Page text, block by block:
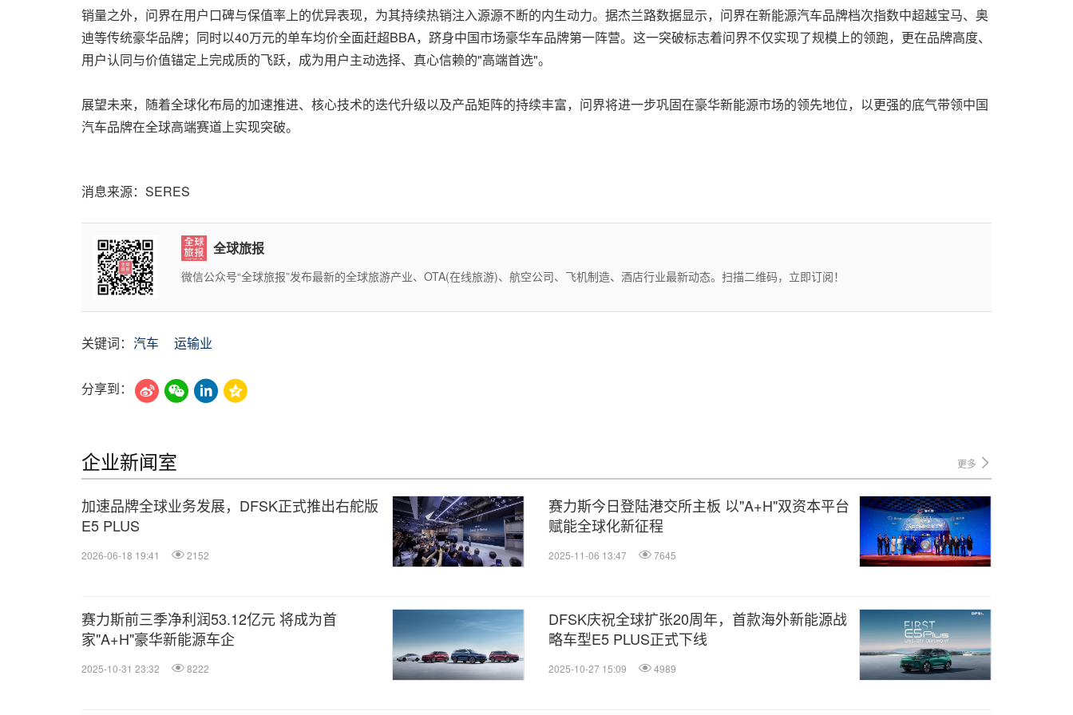
销量之外，问界在用户口碑与保值率上的优异表现，为其持续热销注入源源不断的内生动力。据杰兰路数据显示， 问界在新能源汽车品牌档次指数中超越宝马、奥
迪等传统豪华品牌；同时以40万元的单车均价全面赶超BBA，跻身中国市场豪华车品牌第一阵营。这一突破标志着问界不仅实现了规模上的领跑，更在品牌高度、
用户认同与价值锚定上完成质的飞跃，成为用户主动选择、真心信赖的"高端首选"。
展望未来，随着全球化布局的加速推进、核心技术的迭代升级以及产品矩阵的持续丰富，问界将进一步巩固在豪华新能源市场的领先地位，以更强的底气带领中国
汽车品牌在全球高端赛道上实现突破。
消息来源：SERES
全球旅报
微信公众号“全球旅报”发布最新的全球旅游产业、OTA(在线旅游)、航空公司、飞机制造、酒店行业最新动态。扫描二维码，立即订阅！
关键词： 汽车 运输业
分享到：
企业新闻室 更多
加速品牌全球业务发展，DFSK正式推出右舵版
E5 PLUS
2026-06-18 19:41 2152
赛力斯今日登陆港交所主板 以"A+H"双资本平台
赋能全球化新征程
2025-11-06 13:47 7645
赛力斯前三季净利润53.12亿元 将成为首
家"A+H"豪华新能源车企
2025-10-31 23:32 8222
DFSK庆祝全球扩张20周年，首款海外新能源战
略车型E5 PLUS正式下线
2025-10-27 15:09 4989